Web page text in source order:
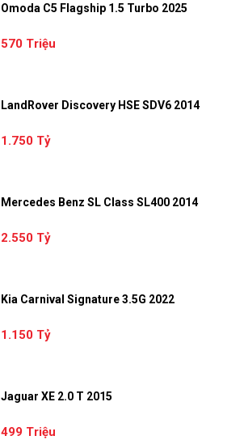
Omoda C5 Flagship 1.5 Turbo 2025
570 Triệu
LandRover Discovery HSE SDV6 2014
1.750 Tỷ
Mercedes Benz SL Class SL400 2014
2.550 Tỷ
Kia Carnival Signature 3.5G 2022
1.150 Tỷ
Jaguar XE 2.0 T 2015
499 Triệu